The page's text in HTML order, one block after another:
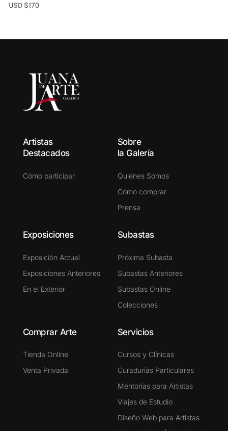
USD $170
Artistas
Destacados
Cómo participar
Sobre
la Galería
Quiénes Somos
Cómo comprar
Prensa
Exposiciones
Exposición Actual
Exposiciones Anteriores
En el Exterior
Subastas
Próxima Subasta
Subastas Anteriores
Subastas Online
Colecciones
Comprar Arte
Tienda Online
Venta Privada
Servicios
Cursos y Clínicas
Curadurías Particulares
Mentorías para Artistas
Viajes de Estudio
Diseño Web para Artistas